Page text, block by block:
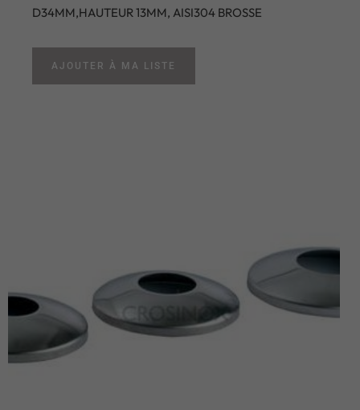
D34MM,HAUTEUR 13MM, AISI304 BROSSE
AJOUTER À MA LISTE